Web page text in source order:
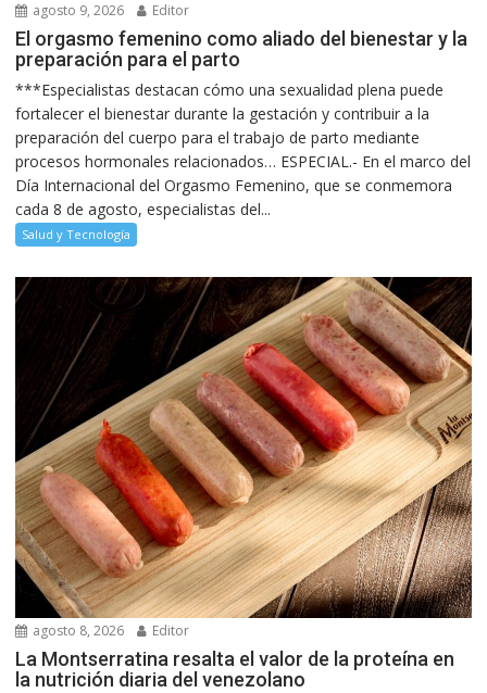
agosto 9, 2026 Editor
El orgasmo femenino como aliado del bienestar y la
preparación para el parto
***Especialistas destacan cómo una sexualidad plena puede
fortalecer el bienestar durante la gestación y contribuir a la
preparación del cuerpo para el trabajo de parto mediante
procesos hormonales relacionados… ESPECIAL.- En el marco del
Día Internacional del Orgasmo Femenino, que se conmemora
cada 8 de agosto, especialistas del...
Salud y Tecnología
agosto 8, 2026 Editor
La Montserratina resalta el valor de la proteína en
la nutrición diaria del venezolano